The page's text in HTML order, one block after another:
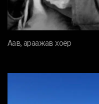
Аав, араажав хоёр